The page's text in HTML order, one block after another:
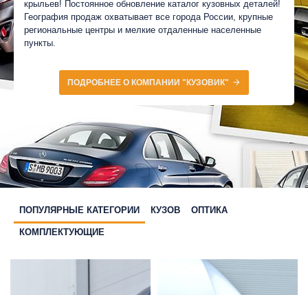
крыльев! Постоянное обновление каталог кузовных деталей!
География продаж охватывает все города России, крупные
региональные центры и мелкие отдаленные населенные
пункты.
ПОДРОБНЕЕ О КОМПАНИИ "КУЗОВИК"
ПОПУЛЯРНЫЕ КАТЕГОРИИ КУЗОВ ОПТИКА
КОМПЛЕКТУЮЩИЕ